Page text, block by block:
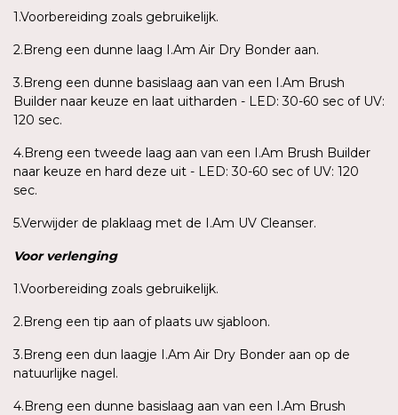
1.Voorbereiding zoals gebruikelijk.
2.Breng een dunne laag I.Am Air Dry Bonder aan.
3.Breng een dunne basislaag aan van een I.Am Brush
Builder naar keuze en laat uitharden - LED: 30-60 sec of UV:
120 sec.
4.Breng een tweede laag aan van een I.Am Brush Builder
naar keuze en hard deze uit - LED: 30-60 sec of UV: 120
sec.
5.Verwijder de plaklaag met de I.Am UV Cleanser.
Voor verlenging
1.Voorbereiding zoals gebruikelijk.
2.Breng een tip aan of plaats uw sjabloon.
3.Breng een dun laagje I.Am Air Dry Bonder aan op de
natuurlijke nagel.
4.Breng een dunne basislaag aan van een I.Am Brush